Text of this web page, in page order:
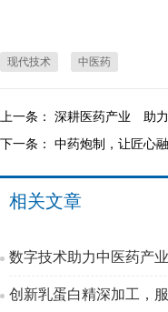
现代技术 中医药
上一条： 深耕医药产业 助
下一条： 中药炮制，让匠心
相关文章
数字技术助力中医药产
创新乳蛋白精深加工，